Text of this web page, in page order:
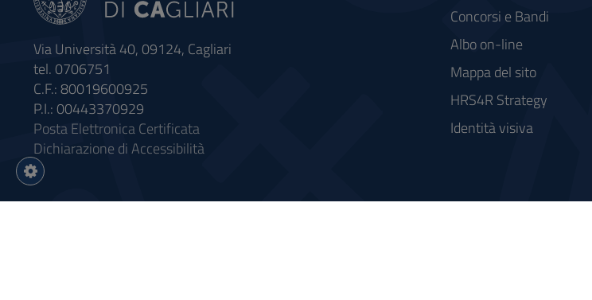
Via Università 40, 09124, Cagliari
tel. 0706751
C.F.: 80019600925
P.I.: 00443370929
Posta Elettronica Certificata
Dichiarazione di Accessibilità
Concorsi e Bandi
Albo on-line
Mappa del sito
HRS4R Strategy
Identità visiva
Impostazioni
cookie